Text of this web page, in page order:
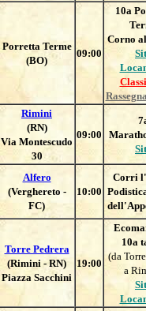
Porretta Terme
(BO)
09:00
10a
Corno
Rimini
(RN)
Via Montescudo
30
09:00
Alfero
(Verghereto -
FC)
10:00
Corri
Torre Pedrera
(Rimini - RN)
Piazza Sacchini
19:00
10a
(da
a